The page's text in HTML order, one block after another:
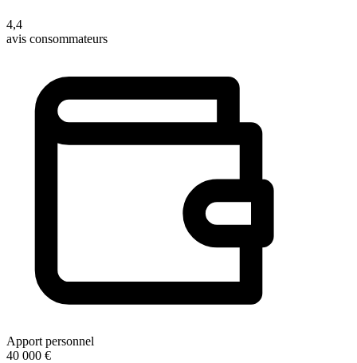
4,4
avis consommateurs
Apport personnel
40 000 €